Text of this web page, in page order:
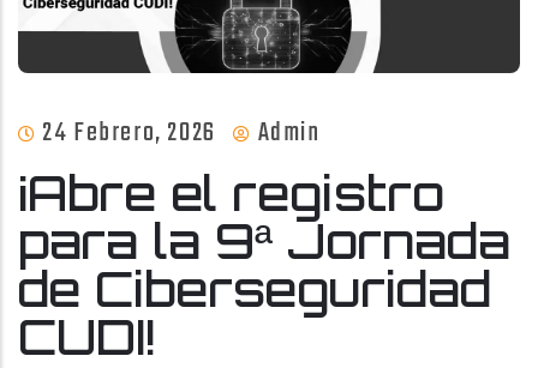
24 Febrero, 2026 Admin
¡Abre el registro
para la 9ª Jornada
de Ciberseguridad
CUDI!